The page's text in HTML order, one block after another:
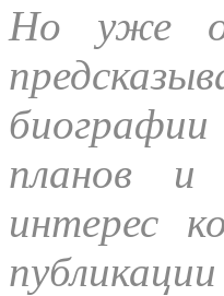
Но уже
планов и
интерес